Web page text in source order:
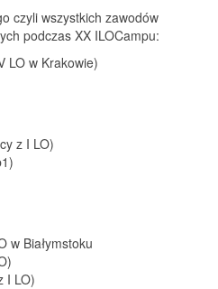
czyli wszystkich zawodów
podczas XX ILOCampu:
LO w Krakowie)
z I LO)
w Białymstoku
I LO)